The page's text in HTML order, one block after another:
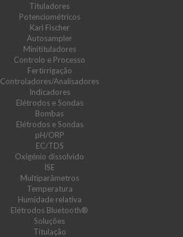
Tituladores
Potenciométricos
Karl Fischer
Autosampler
Minitituladores
Controlo e Processo
Fertirrigação
Controladores/Analisadores
Indicadores
Elétrodos e Sondas
Bombas
Elétrodos e Sondas
pH/ORP
EC/TDS
Oxigénio dissolvido
ISE
Multiparâmetros
Temperatura
Humidade relativa
Elétrodos Bluetooth®
Soluções
Titulação